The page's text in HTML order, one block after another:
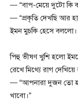
— “বাপ-মেয়ে দুটো কি
— “প্রকৃতি দেখছি আর
ইমন মুচকি হেসে বললো।
পিহু ভীষণ খুশি হলো
রেখে মিথ্যে রাগ
— “আপনারা দুজন তো হা
খাবো।”